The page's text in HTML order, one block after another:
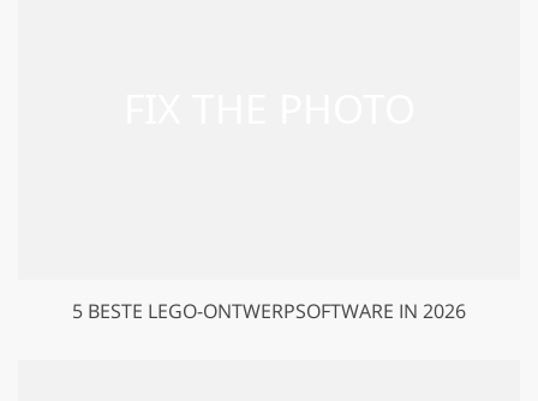
5 BESTE LEGO-ONTWERPSOFTWARE IN 2026